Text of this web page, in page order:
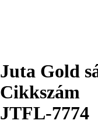
Juta Gold
Cikkszám
JTFL-7774